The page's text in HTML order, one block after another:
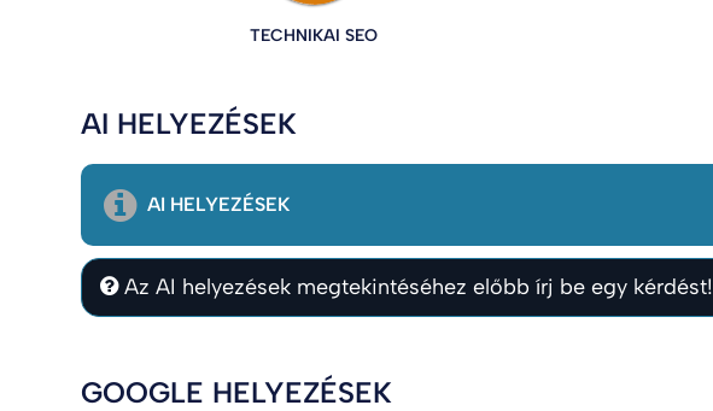
TECHNIKAI SEO
AI HELYEZÉSEK
AI HELYEZÉSEK
Az AI helyezések megtekintéséhez előbb írj be egy kérdést!
GOOGLE HELYEZÉSEK